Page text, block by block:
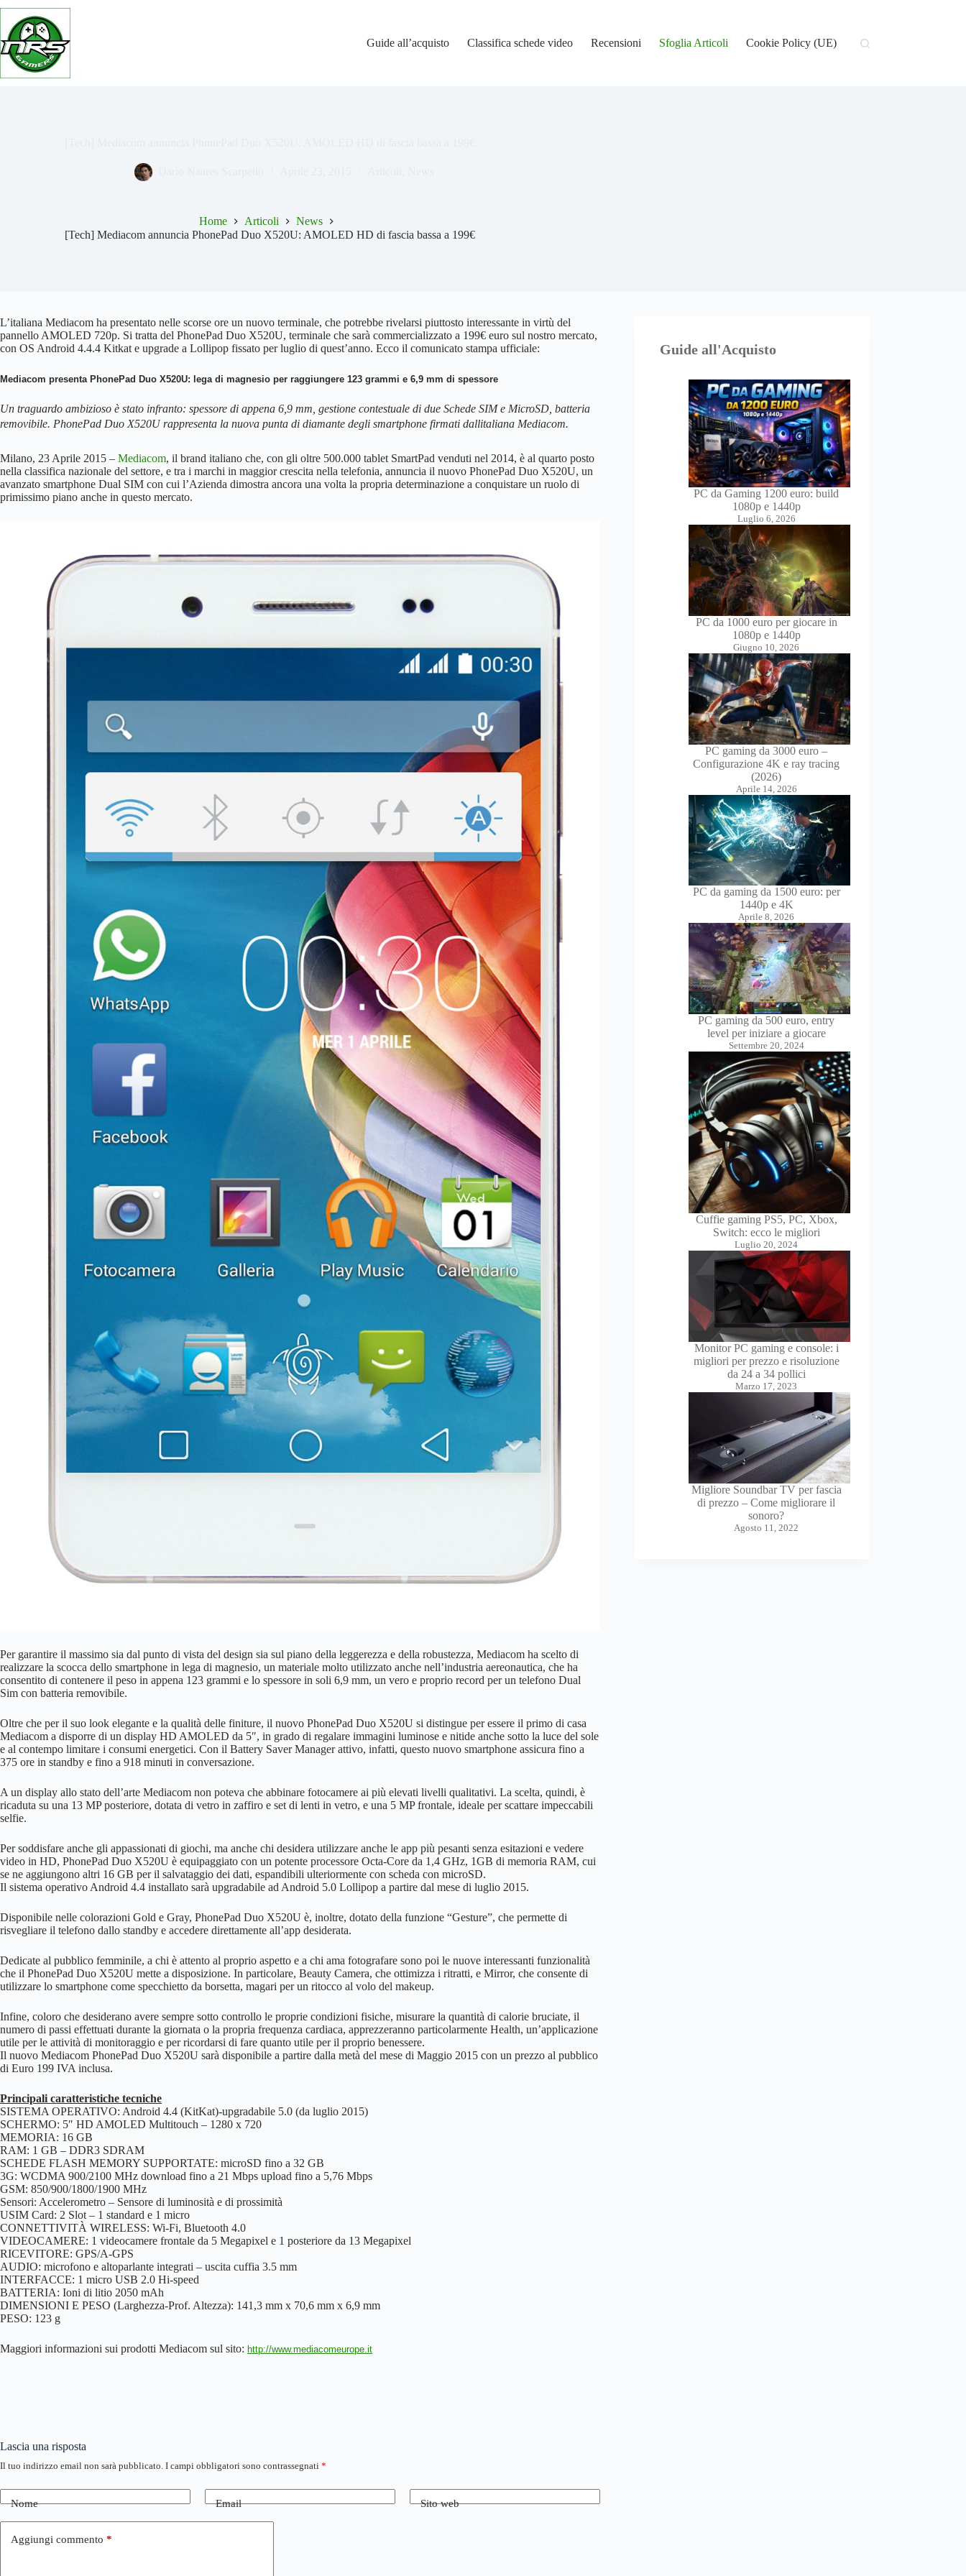
Salta
contenuto
Guide all’acquisto
Classifica schede video Recensioni Sfoglia Articoli Cookie Policy (UE)
Home Articoli
News
[Tech] Mediacom annuncia PhonePad Duo X520U: AMOLED HD di fascia bassa a 199€
L’italiana Mediacom ha presentato nelle scorse ore un nuovo terminale, che potrebbe rivelarsi piuttosto interessante in virtù del
pannello AMOLED 720p. Si tratta del PhonePad Duo X520U, terminale che sarà commercializzato a 199€ euro sul nostro mercato,
con OS Android 4.4.4 Kitkat e upgrade a Lollipop fissato per luglio di quest’anno. Ecco il comunicato stampa ufficiale:
Mediacom presenta PhonePad Duo X520U: lega di magnesio per raggiungere 123 grammi e 6,9 mm di spessore
Un traguardo ambizioso è stato infranto: spessore di appena 6,9 mm, gestione contestuale di due Schede SIM e MicroSD, batteria
removibile. PhonePad Duo X520U rappresenta la nuova punta di diamante degli smartphone firmati dallitaliana Mediacom.
Milano, 23 Aprile 2015 – Mediacom, il brand italiano che, con gli oltre 500.000 tablet SmartPad venduti nel 2014, è al quarto posto
nella classifica nazionale del settore, e tra i marchi in maggior crescita nella telefonia, annuncia il nuovo PhonePad Duo X520U, un
avanzato smartphone Dual SIM con cui l’Azienda dimostra ancora una volta la propria determinazione a conquistare un ruolo di
primissimo piano anche in questo mercato.
Per garantire il massimo sia dal punto di vista del design sia sul piano della leggerezza e della robustezza, Mediacom ha scelto di
realizzare la scocca dello smartphone in lega di magnesio, un materiale molto utilizzato anche nell’industria aereonautica, che ha
consentito di contenere il peso in appena 123 grammi e lo spessore in soli 6,9 mm, un vero e proprio record per un telefono Dual
Sim con batteria removibile.
Oltre che per il suo look elegante e la qualità delle finiture, il nuovo PhonePad Duo X520U si distingue per essere il primo di casa
Mediacom a disporre di un display HD AMOLED da 5″, in grado di regalare immagini luminose e nitide anche sotto la luce del sole
e al contempo limitare i consumi energetici. Con il Battery Saver Manager attivo, infatti, questo nuovo smartphone assicura fino a
375 ore in standby e fino a 918 minuti in conversazione.
A un display allo stato dell’arte Mediacom non poteva che abbinare fotocamere ai più elevati livelli qualitativi. La scelta, quindi, è
ricaduta su una 13 MP posteriore, dotata di vetro in zaffiro e set di lenti in vetro, e una 5 MP frontale, ideale per scattare impeccabili
selfie.
Per soddisfare anche gli appassionati di giochi, ma anche chi desidera utilizzare anche le app più pesanti senza esitazioni e vedere
video in HD, PhonePad Duo X520U è equipaggiato con un potente processore Octa-Core da 1,4 GHz, 1GB di memoria RAM, cui
se ne aggiungono altri 16 GB per il salvataggio dei dati, espandibili ulteriormente con scheda con microSD.
Il sistema operativo Android 4.4 installato sarà upgradabile ad Android 5.0 Lollipop a partire dal mese di luglio 2015.
Disponibile nelle colorazioni Gold e Gray, PhonePad Duo X520U è, inoltre, dotato della funzione “Gesture”, che permette di
risvegliare il telefono dallo standby e accedere direttamente all’app desiderata.
Dedicate al pubblico femminile, a chi è attento al proprio aspetto e a chi ama fotografare sono poi le nuove interessanti funzionalità
che il PhonePad Duo X520U mette a disposizione. In particolare, Beauty Camera, che ottimizza i ritratti, e Mirror, che consente di
utilizzare lo smartphone come specchietto da borsetta, magari per un ritocco al volo del makeup.
Infine, coloro che desiderano avere sempre sotto controllo le proprie condizioni fisiche, misurare la quantità di calorie bruciate, il
numero di passi effettuati durante la giornata o la propria frequenza cardiaca, apprezzeranno particolarmente Health, un’applicazione
utile per le attività di monitoraggio e per ricordarsi di fare quanto utile per il proprio benessere.
Il nuovo Mediacom PhonePad Duo X520U sarà disponibile a partire dalla metà del mese di Maggio 2015 con un prezzo al pubblico
di Euro 199 IVA inclusa.
Principali caratteristiche tecniche
SISTEMA OPERATIVO: Android 4.4 (KitKat)-upgradabile 5.0 (da luglio 2015)
SCHERMO: 5″ HD AMOLED Multitouch – 1280 x 720
MEMORIA: 16 GB
RAM: 1 GB – DDR3 SDRAM
SCHEDE FLASH MEMORY SUPPORTATE: microSD fino a 32 GB
3G: WCDMA 900/2100 MHz download fino a 21 Mbps upload fino a 5,76 Mbps
GSM: 850/900/1800/1900 MHz
Sensori: Accelerometro – Sensore di luminosità e di prossimità
USIM Card: 2 Slot – 1 standard e 1 micro
CONNETTIVITÀ WIRELESS: Wi-Fi, Bluetooth 4.0
VIDEOCAMERE: 1 videocamere frontale da 5 Megapixel e 1 posteriore da 13 Megapixel
RICEVITORE: GPS/A-GPS
AUDIO: microfono e altoparlante integrati – uscita cuffia 3.5 mm
INTERFACCE: 1 micro USB 2.0 Hi-speed
BATTERIA: Ioni di litio 2050 mAh
DIMENSIONI E PESO (Larghezza-Prof. Altezza): 141,3 mm x 70,6 mm x 6,9 mm
PESO: 123 g
Maggiori informazioni sui prodotti Mediacom sul sito: http://www.mediacomeurope.it
Guide all'Acquisto
PC da Gaming 1200 euro: build
1080p e 1440p
Luglio 6, 2026
PC da 1000 euro per giocare in
1080p e 1440p
Giugno 10, 2026
PC gaming da 3000 euro –
Configurazione 4K e ray tracing
(2026)
Aprile 14, 2026
PC da gaming da 1500 euro: per
1440p e 4K
Aprile 8, 2026
PC gaming da 500 euro, entry
level per iniziare a giocare
Settembre 20, 2024
Cuffie gaming PS5, PC, Xbox,
Switch: ecco le migliori
Luglio 20, 2024
Monitor PC gaming e console: i
migliori per prezzo e risoluzione
da 24 a 34 pollici
Marzo 17, 2023
Migliore Soundbar TV per fascia
di prezzo – Come migliorare il
sonoro?
Agosto 11, 2022
Lascia una risposta
Il tuo indirizzo email non sarà pubblicato. I campi obbligatori sono contrassegnati *
Nome Email Sito web
Aggiungi commento *